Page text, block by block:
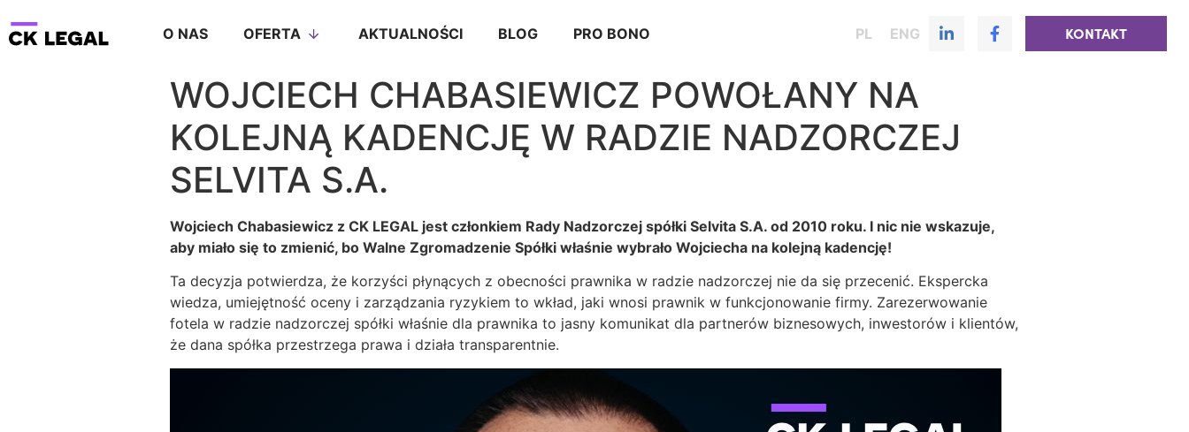
O NAS OFERTA AKTUALNOŚCI BLOG PRO BONO PL ENG KONTAKT
WOJCIECH CHABASIEWICZ POWOŁANY NA
KOLEJNĄ KADENCJĘ W RADZIE NADZORCZEJ
SELVITA S.A.
Wojciech Chabasiewicz z CK LEGAL jest członkiem Rady Nadzorczej spółki Selvita S.A. od 2010 roku. I nic nie wskazuje,
aby miało się to zmienić, bo Walne Zgromadzenie Spółki właśnie wybrało Wojciecha na kolejną kadencję!
Ta decyzja potwierdza, że korzyści płynących z obecności prawnika w radzie nadzorczej nie da się przecenić. Ekspercka
wiedza, umiejętność oceny i zarządzania ryzykiem to wkład, jaki wnosi prawnik w funkcjonowanie firmy. Zarezerwowanie
fotela w radzie nadzorczej spółki właśnie dla prawnika to jasny komunikat dla partnerów biznesowych, inwestorów i klientów,
że dana spółka przestrzega prawa i działa transparentnie.